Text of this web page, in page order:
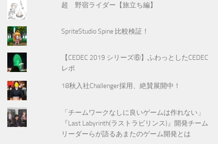
超 野宿ライダー【旅立ち編】
SpriteStudio Spine 比較検証！
【CEDEC 2019 シリーズ⑥】ふわっとしたCEDEC
レポ
18秋入社Challenger採用、絶賛展開中！
「チームワークなしに良いゲームは作れない」
『Last Labyrinth(ラストラビリンス)』開発チーム
リーダーらが語るあまたのゲーム開発とは